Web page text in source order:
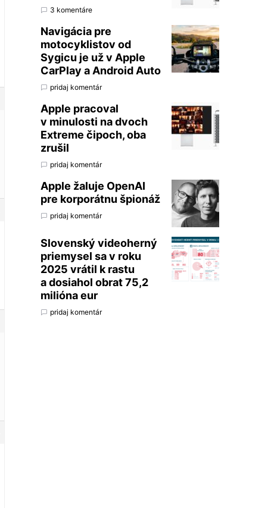
3 komentáre
Navigácia pre
motocyklistov od
Sygicu je už v Apple
CarPlay a Android Auto
pridaj komentár
Apple pracoval
v minulosti na dvoch
Extreme čipoch, oba
zrušil
pridaj komentár
Apple žaluje OpenAI
pre korporátnu špionáž
pridaj komentár
Slovenský videoherný
priemysel sa v roku
2025 vrátil k rastu
a dosiahol obrat 75,2
milióna eur
pridaj komentár